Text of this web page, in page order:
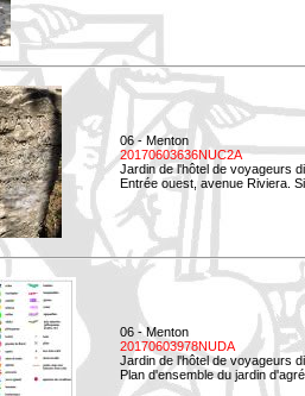
06 - Menton
20170603636NUC2A
Jardin de l'hôtel de voyageurs
Entrée ouest, avenue Riviera.
06 - Menton
20170603978NUDA
Jardin de l'hôtel de voyageurs
Plan d'ensemble du jardin